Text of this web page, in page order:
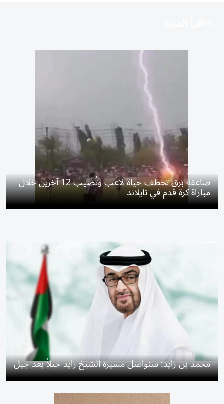
صاعقة برق تخطف حياة لاعب وتُصيب 12 آخرين خلال
مباراة كرة قدم في تايلاند
محمد بن زايد: سنواصل مسيرة الشيخ زايد جيلاً بعد جيل